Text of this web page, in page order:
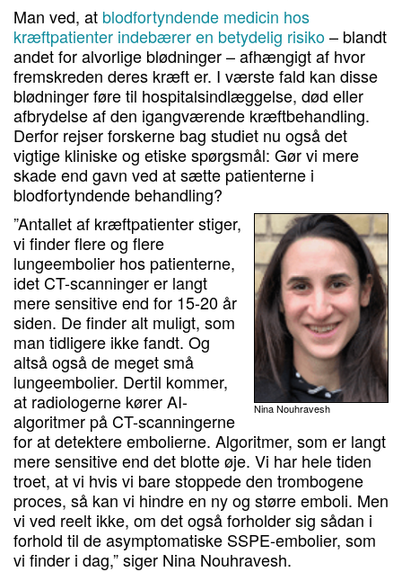
Man ved, at blodfortyndende medicin hos
kræftpatienter indebærer en betydelig risiko– blandt
andet for alvorlige blødninger – afhængigt af hvor
fremskreden deres kræft er. I værste fald kan disse
blødninger føre til hospitalsindlæggelse, død eller
afbrydelse af den igangværende kræftbehandling.
Derfor rejser forskerne bag studiet nu også det
vigtige kliniske og etiske spørgsmål: Gør vi mere
skade end gavn ved at sætte patienterne i
blodfortyndende behandling?
Nina Nouhravesh
”Antallet af kræftpatienter stiger,
vi finder flere og flere
lungeembolier hos patienterne,
idet CT-scanninger er langt
mere sensitive end for 15-20 år
siden. De finder alt muligt, som
man tidligere ikke fandt. Og
altså også de meget små
lungeembolier. Dertil kommer,
at radiologerne kører AI-
algoritmer på CT-scanningerne
for at detektere embolierne. Algoritmer, som er langt
mere sensitive end det blotte øje. Vi har hele tiden
troet, at vi hvis vi bare stoppede den trombogene
proces, så kan vi hindre en ny og større emboli. Men
vi ved reelt ikke, om det også forholder sig sådan i
forhold til de asymptomatiske SSPE-embolier, som
vi finder i dag,” siger Nina Nouhravesh.